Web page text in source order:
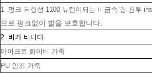
1. 펑크 저항성 1100 뉴턴이되는 비금속 항 침투
으로 펑크없이 발을 보호합니다.
2. 비가 비니다
마이크로 화이버 가죽
PU 인조 가죽